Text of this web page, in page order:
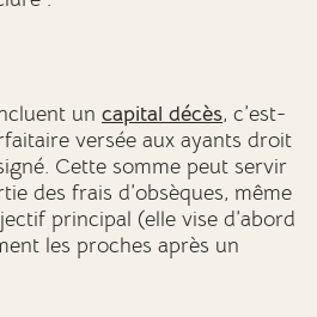
un capital décès, c’est-
versée aux ayants droit
Cette somme peut servir
des frais d’obsèques, même
principal (elle vise d’abord
les proches après un